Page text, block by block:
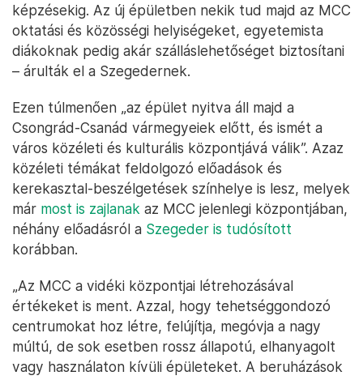
képzésekig. Az új épületben nekik tud majd az MCC
oktatási és közösségi helyiségeket, egyetemista
diákoknak pedig akár szálláslehetőséget biztosítani
– árulták el a Szegedernek.
Ezen túlmenően „az épület nyitva áll majd a
Csongrád-Csanád vármegyeiek előtt, és ismét a
város közéleti és kulturális központjává válik”. Azaz
közéleti témákat feldolgozó előadások és
kerekasztal-beszélgetések színhelye is lesz, melyek
már most is zajlanak az MCC jelenlegi központjában,
néhány előadásról a Szegeder is tudósított
korábban.
„Az MCC a vidéki központjai létrehozásával
értékeket is ment. Azzal, hogy tehetséggondozó
centrumokat hoz létre, felújítja, megóvja a nagy
múltú, de sok esetben rossz állapotú, elhanyagolt
vagy használaton kívüli épületeket. A beruházások